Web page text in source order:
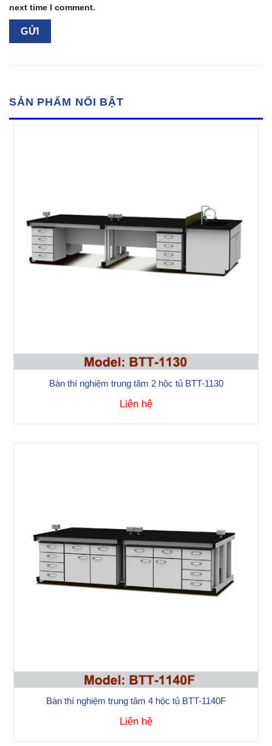
next time I comment.
SẢN PHẨM NỔI BẬT
Bàn thí nghiệm trung tâm 2 hộc tủ BTT-1130
Liên hệ
Bàn thí nghiệm trung tâm 4 hộc tủ BTT-1140F
Liên hệ